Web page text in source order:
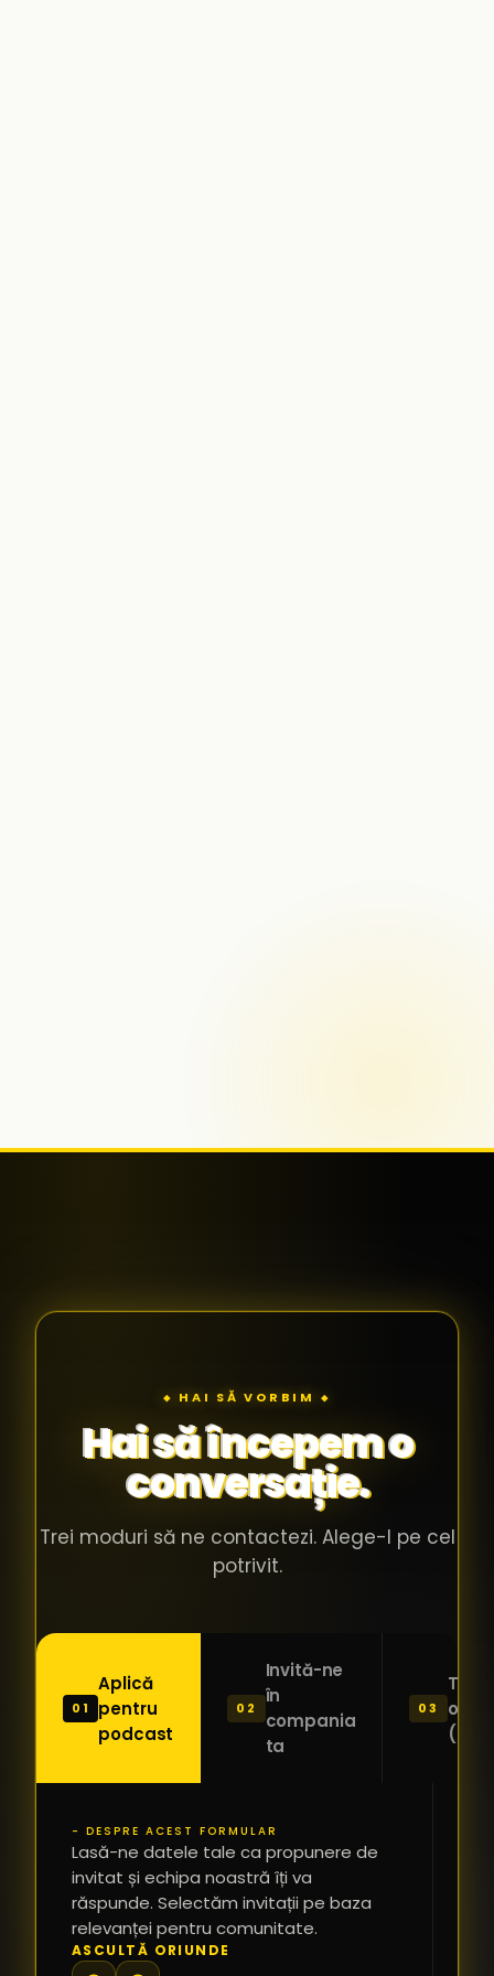
◆ HAI SĂ VORBIM ◆
Hai să începem o
conversație.
Trei moduri să ne contactezi. Alege-l pe cel
potrivit.
01
Aplică
pentru
podcast
02
Invită-ne
în
compania
ta
03
o
- DESPRE ACEST FORMULAR
Lasă-ne datele tale ca propunere de
invitat și echipa noastră îți va
răspunde. Selectăm invitații pe baza
relevanței pentru comunitate.
ASCULTĂ ORIUNDE